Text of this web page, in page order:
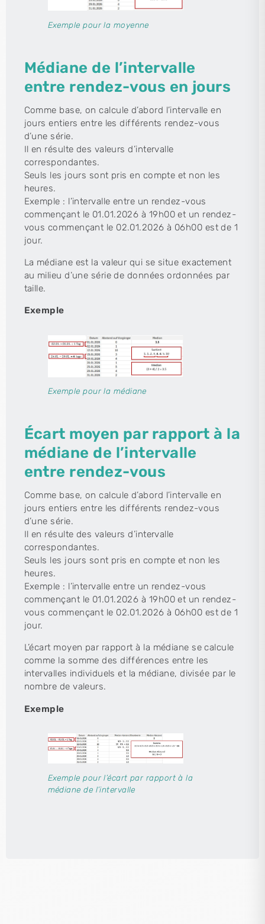
Exemple pour la moyenne
Médiane de l’intervalle
entre rendez-vous en jours
Comme base, on calcule d’abord l’intervalle en
jours entiers entre les différents rendez-vous
d’une série.
Il en résulte des valeurs d’intervalle
correspondantes.
Seuls les jours sont pris en compte et non les
heures.
Exemple : l’intervalle entre un rendez-vous
commençant le 01.01.2026 à 19h00 et un rendez-
vous commençant le 02.01.2026 à 06h00 est de 1
jour.
La médiane est la valeur qui se situe exactement
au milieu d’une série de données ordonnées par
taille.
Exemple
Exemple pour la médiane
Écart moyen par rapport à la
médiane de l’intervalle
entre rendez-vous
Comme base, on calcule d’abord l’intervalle en
jours entiers entre les différents rendez-vous
d’une série.
Il en résulte des valeurs d’intervalle
correspondantes.
Seuls les jours sont pris en compte et non les
heures.
Exemple : l’intervalle entre un rendez-vous
commençant le 01.01.2026 à 19h00 et un rendez-
vous commençant le 02.01.2026 à 06h00 est de 1
jour.
L’écart moyen par rapport à la médiane se calcule
comme la somme des différences entre les
intervalles individuels et la médiane, divisée par le
nombre de valeurs.
Exemple
Exemple pour l’écart par rapport à la
médiane de l’intervalle